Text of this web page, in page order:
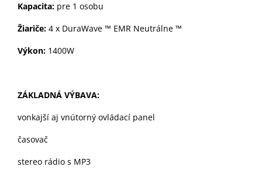
Kapacita: pre 1 osobu
Žiariče: 4 x DuraWave ™ EMR Neutrálne ™
Výkon: 1400W
ZÁKLADNÁ VÝBAVA:
vonkajší aj vnútorný ovládací panel
časovač
stereo rádio s MP3